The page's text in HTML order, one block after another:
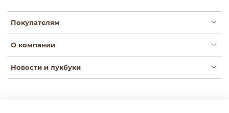
Покупателям
О компании
Новости и лукбуки